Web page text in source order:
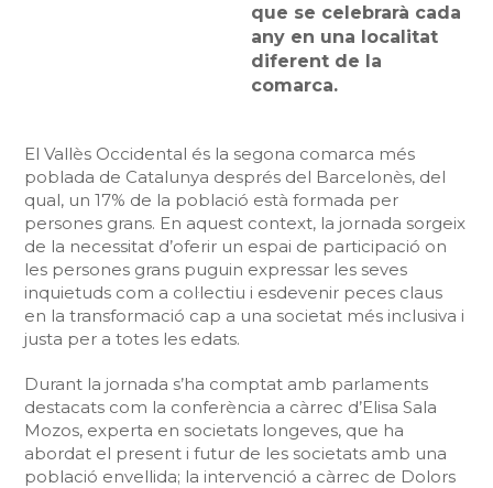
que se celebrarà cada
any en una localitat
diferent de la
comarca.
El Vallès Occidental és la segona comarca més
poblada de Catalunya després del Barcelonès, del
qual, un 17% de la població està formada per
persones grans. En aquest context, la jornada sorgeix
de la necessitat d’oferir un espai de participació on
les persones grans puguin expressar les seves
inquietuds com a col·lectiu i esdevenir peces claus
en la transformació cap a una societat més inclusiva i
justa per a totes les edats.
Durant la jornada s’ha comptat amb parlaments
destacats com la conferència a càrrec d’Elisa Sala
Mozos, experta en societats longeves, que ha
abordat el present i futur de les societats amb una
població envellida; la intervenció a càrrec de Dolors